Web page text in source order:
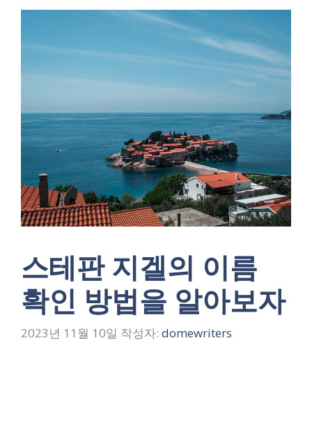
스테판 지겔의 이름
확인 방법을 알아보자
2023년 11월 10일 작성자: domewriters